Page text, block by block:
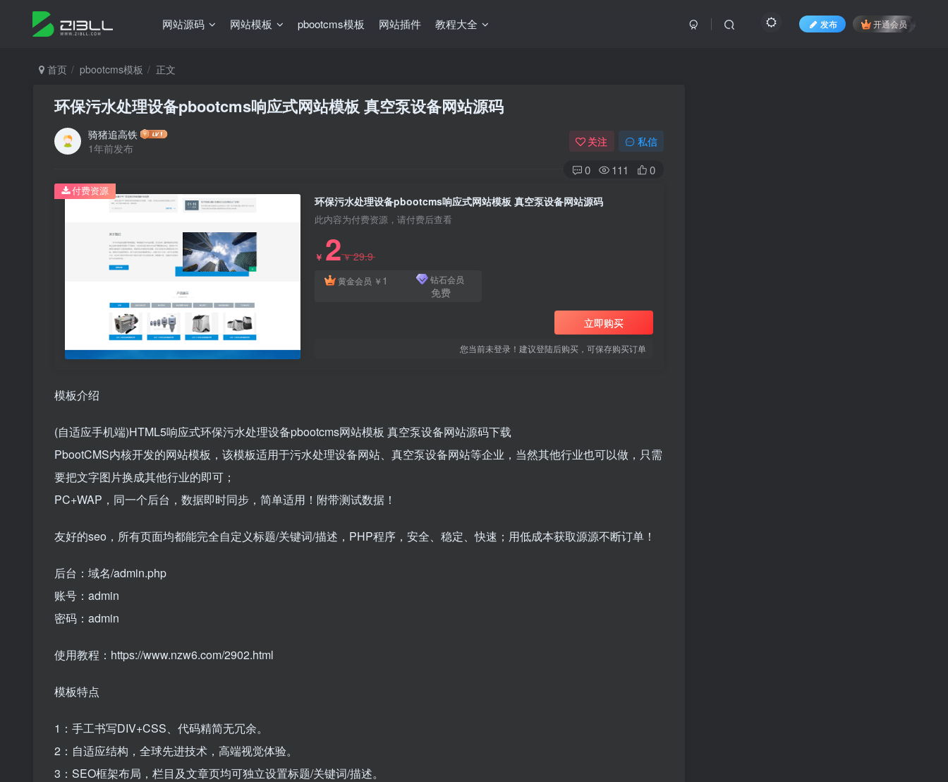
网站源码 网站模板 pbootcms模板 网站插件 教程大全 发布 开通会员
首页 pbootcms模板 正文
环保污水处理设备pbootcms响应式网站模板 真空泵设备网站源码
骑猪追高铁
1年前发布
关注 私信
0 111 0
环保污水处理设备pbootcms响应式网站模板 真空泵设备网站源码
此内容为付费资源，请付费后查看
￥ 2￥29.9
黄金会员 ￥ 1 钻石会员
免费
立即购买
您当前未登录！建议登陆后购买，可保存购买订单
付费资源
模板介绍
(自适应手机端)HTML5响应式环保污水处理设备pbootcms网站模板 真空泵设备网站源码下载
PbootCMS内核开发的网站模板，该模板适用于污水处理设备网站、真空泵设备网站等企业，当然其他行业也可以做，只需
要把文字图片换成其他行业的即可；
PC+WAP，同一个后台，数据即时同步，简单适用！附带测试数据！
友好的seo，所有页面均都能完全自定义标题/关键词/描述，PHP程序，安全、稳定、快速；用低成本获取源源不断订单！
后台：域名/admin.php
账号：admin
密码：admin
使用教程：https://www.nzw6.com/2902.html
模板特点
1：手工书写DIV+CSS、代码精简无冗余。
2：自适应结构，全球先进技术，高端视觉体验。
3：SEO框架布局，栏目及文章页均可独立设置标题/关键词/描述。